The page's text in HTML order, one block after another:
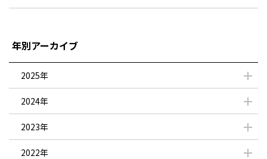
年別アーカイブ
2025年
2024年
2023年
2022年